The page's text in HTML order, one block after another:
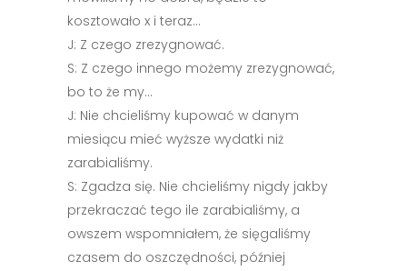
kosztowało x i teraz…
J: Z czego zrezygnować.
S: Z czego innego możemy zrezygnować,
bo to że my…
J: Nie chcieliśmy kupować w danym
miesiącu mieć wyższe wydatki niż
zarabialiśmy.
S: Zgadza się. Nie chcieliśmy nigdy jakby
przekraczać tego ile zarabialiśmy, a
owszem wspomniałem, że sięgaliśmy
czasem do oszczędności, później